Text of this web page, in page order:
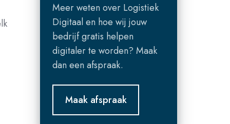
Meer weten over Logistiek
Digitaal en hoe wij jouw
bedrijf gratis helpen
digitaler te worden? Maak
dan een afspraak.
Maak afspraak